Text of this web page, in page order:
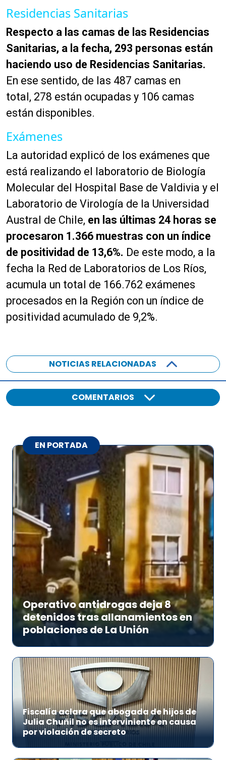
Residencias Sanitarias
Respecto a las camas de las Residencias
Sanitarias, a la fecha, 293 personas están
haciendo uso de Residencias Sanitarias.
En ese sentido, de las 487 camas en
total, 278 están ocupadas y 106 camas
están disponibles.
Exámenes
La autoridad explicó de los exámenes que
está realizando el laboratorio de Biología
Molecular del Hospital Base de Valdivia y el
Laboratorio de Virología de la Universidad
Austral de Chile, en las últimas 24 horas se
procesaron 1.366 muestras con un índice
de positividad de 13,6%. De este modo, a la
fecha la Red de Laboratorios de Los Ríos,
acumula un total de 166.762 exámenes
procesados en la Región con un índice de
positividad acumulado de 9,2%.
NOTICIAS RELACIONADAS
COMENTARIOS
EN PORTADA
Operativo antidrogas deja 8
detenidos tras allanamientos en
poblaciones de La Unión
Fiscalía aclara que abogada de hijos de
Julia Chuñil no es interviniente en causa
por violación de secreto